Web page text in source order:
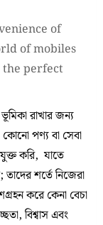
of
of mobiles
the perfect
রাখার জন্য
পণ্য বা সেবা
করি, যাতে
শর্তে নিজেরা
করে কেনা বেচা
বিশ্বাস এবং